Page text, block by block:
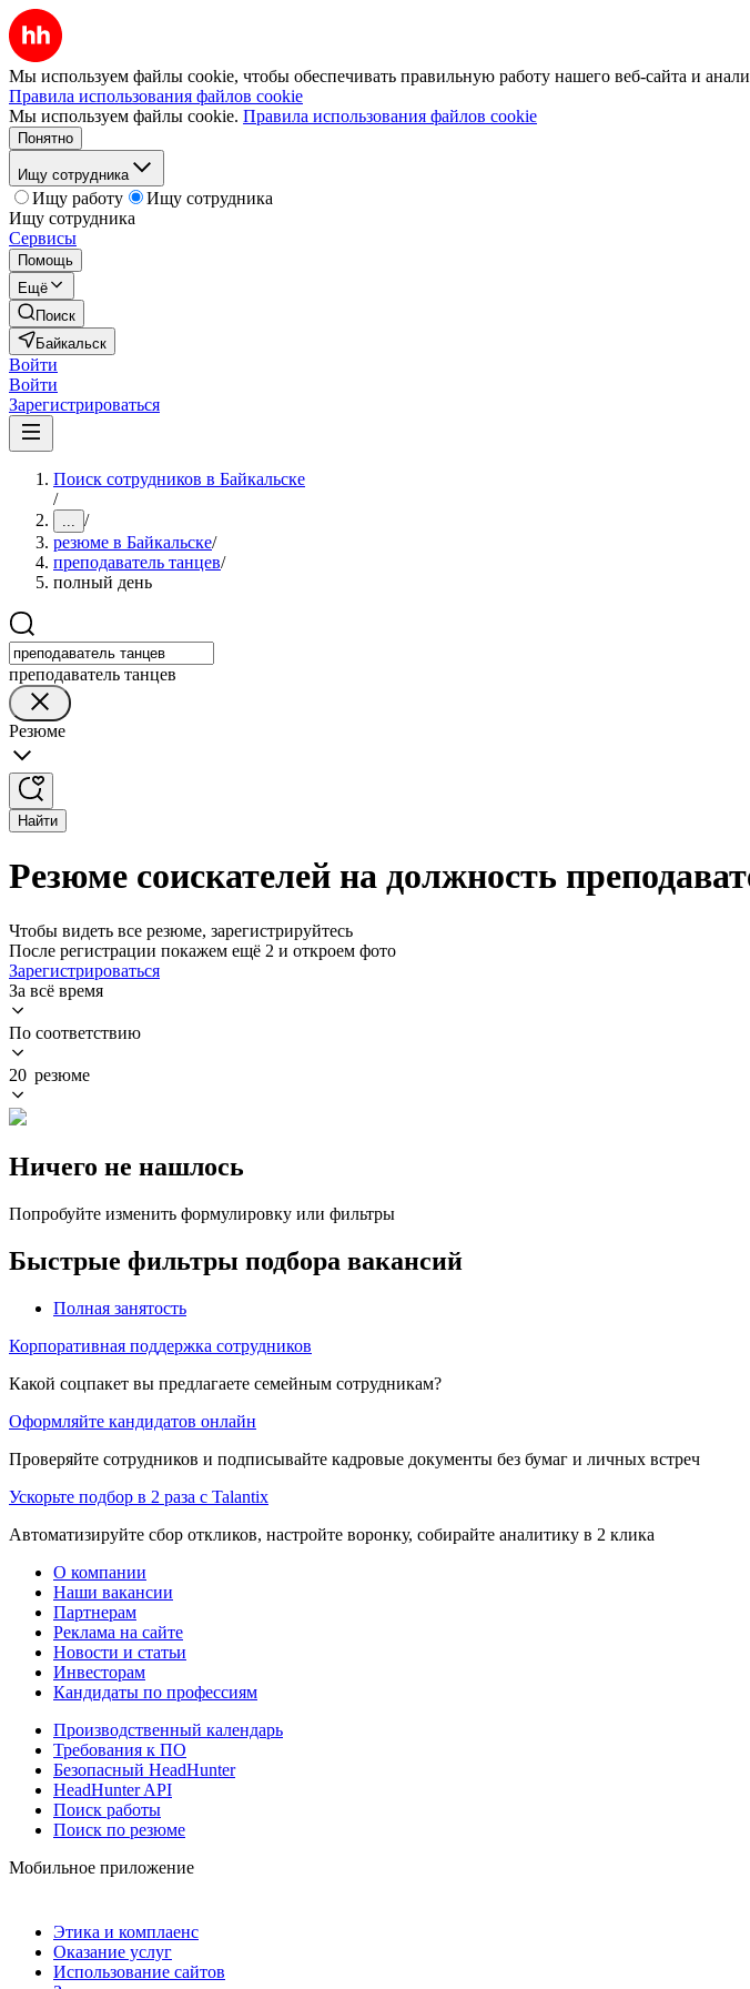
Мы используем файлы cookie, чтобы обеспечивать правильную работу нашего веб-сайта и
Правила использования файлов cookie
Мы используем файлы cookie. Правила использования файлов cookie
Понятно
Ищу сотрудника
Ищу работу
Ищу сотрудника
Ищу сотрудника
Сервисы
Помощь
Ещё
Поиск
Байкальск
Войти
Войти
Зарегистрироваться
Поиск сотрудников в Байкальске
/
... /
резюме в Байкальске/
преподаватель танцев/
полный день
преподаватель танцев
Резюме
Найти
Резюме соискателей на должность
Чтобы видеть все резюме, зарегистрируйтесь
После регистрации покажем ещё 2 и откроем фото
Зарегистрироваться
За всё время
По соответствию
20 резюме
Ничего не нашлось
Попробуйте изменить формулировку или фильтры
Быстрые фильтры подбора вакансий
Полная занятость
Корпоративная поддержка сотрудников
Какой соцпакет вы предлагаете семейным сотрудникам?
Оформляйте кандидатов онлайн
Проверяйте сотрудников и подписывайте кадровые документы без бумаг и личных встреч
Ускорьте подбор в 2 раза с Talantix
Автоматизируйте сбор откликов, настройте воронку, собирайте аналитику в 2 клика
О компании
Наши вакансии
Партнерам
Реклама на сайте
Новости и статьи
Инвесторам
Кандидаты по профессиям
Производственный календарь
Требования к ПО
Безопасный HeadHunter
HeadHunter API
Поиск работы
Поиск по резюме
Мобильное приложение
Этика и комплаенс
Оказание услуг
Использование сайтов